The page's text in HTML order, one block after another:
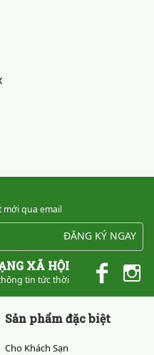
mới qua email
ĐĂNG KÝ NGAY
XÃ HỘI
tin tức thời
Sản phẩm đặc biệt
Cho Khách Sạn